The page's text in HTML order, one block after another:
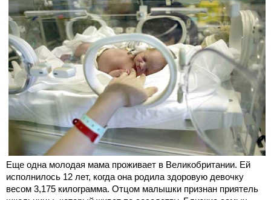
Еще одна молодая мама проживает в Великобритании. Ей
исполнилось 12 лет, когда она родила здоровую девочку
весом 3,175 килограмма. Отцом малышки признан приятель